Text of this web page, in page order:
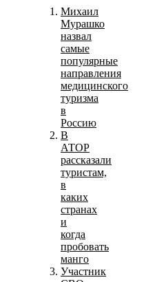
Михаил
Мурашко
назвал
самые
популярные
направления
медицинского
туризма
в
Россию
В
АТОР
рассказали
туристам,
в
каких
странах
и
когда
пробовать
манго
Участник